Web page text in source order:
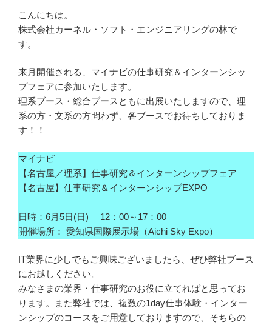
こんにちは。
株式会社カーネル・ソフト・エンジニアリングの林で
す。
来月開催される、マイナビの仕事研究＆インターンシッ
プフェアに参加いたします。
理系ブース・総合ブースともに出展いたしますので、理
系の方・文系の方問わず、各ブースでお待ちしておりま
す！！
マイナビ
【名古屋／理系】仕事研究＆インターンシップフェア
【名古屋】仕事研究＆インターンシップEXPO
日時：6月5日(日) 12：00～17：00
開催場所： 愛知県国際展示場（Aichi Sky Expo）
IT業界に少しでもご興味ございましたら、ぜひ弊社ブース
にお越しください。
みなさまの業界・仕事研究のお役に立てればと思ってお
ります。また弊社では、複数の1day仕事体験・インター
ンシップのコースをご用意しておりますので、そちらの